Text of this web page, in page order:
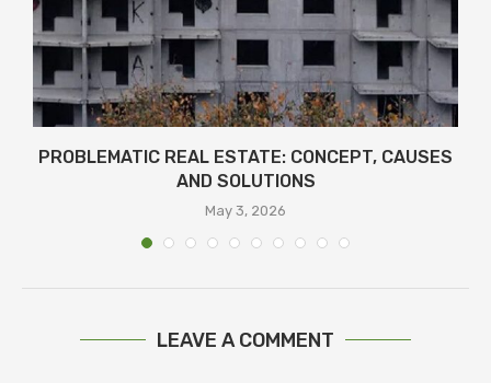
PROBLEMATIC REAL ESTATE: CONCEPT, CAUSES
AND SOLUTIONS
May 3, 2026
LEAVE A COMMENT